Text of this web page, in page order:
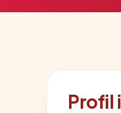
Profil